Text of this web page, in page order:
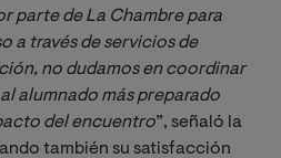
parte de La Chambre para
a través de servicios de
no dudamos en coordinar
alumnado más preparado
del encuentro”, señaló la
también su satisfacción